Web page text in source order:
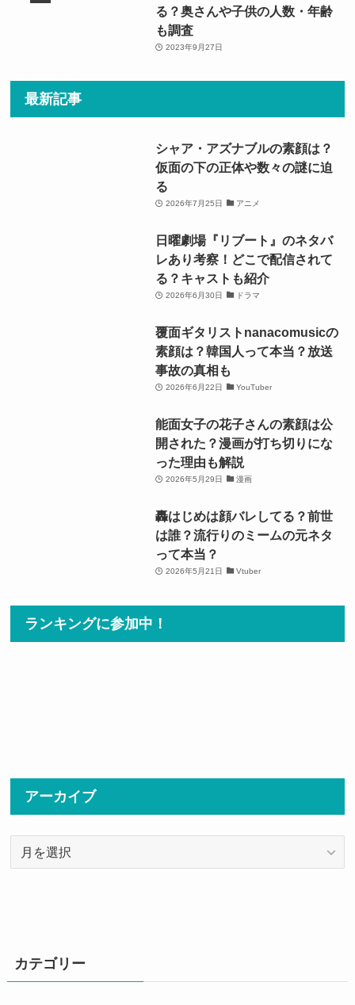
る？奥さんや子供の人数・年齢
も調査
2023年9月27日
最新記事
シャア・アズナブルの素顔は？
仮面の下の正体や数々の謎に迫
る
2026年7月25日 アニメ
日曜劇場『リブート』のネタバ
レあり考察！どこで配信されて
る？キャストも紹介
2026年6月30日 ドラマ
覆面ギタリストnanacomusicの
素顔は？韓国人って本当？放送
事故の真相も
2026年6月22日 YouTuber
能面女子の花子さんの素顔は公
開された？漫画が打ち切りにな
った理由も解説
2026年5月29日 漫画
轟はじめは顔バレしてる？前世
は誰？流行りのミームの元ネタ
って本当？
2026年5月21日 Vtuber
ランキングに参加中！
アーカイブ
カテゴリー